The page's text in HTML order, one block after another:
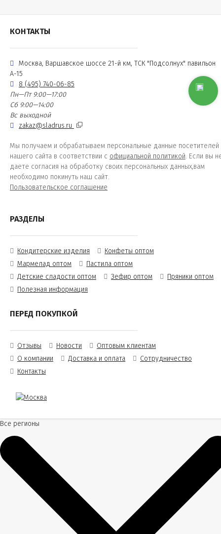
КОНТАКТЫ
Москва, Варшавское шоссе 21-й км, ТСК "Подсолнух" павильон
А-15
8 (495) 740-06-85
Пн—Пт 9:00—17:00
Сб 9:00—14:00
Вс выходной
zakaz@sladrus.ru
Мы получаем и обрабатываем персональные данные посетителей
нашего сайта в соответствии с официальной политикой. Если вы
даете согласия на обработку своих персональных данных,вам
необходимо покинуть наш сайт.
Пользовательское соглашение
РАЗДЕЛЫ
Кондитерские изделия
Конфеты оптом
Мармелад оптом
Пастила оптом
Детские сладости оптом
Зефир оптом
Пряники оптом
Полезная информация
ПЕРЕД ПОКУПКОЙ
Отзывы Новости
Оптовым клиентам
О компании
Доставка и оплата
Сотрудничество
Контакты
Все регионы